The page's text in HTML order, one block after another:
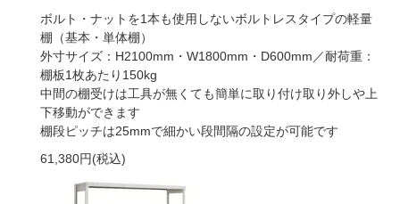
ボルト・ナットを1本も使用しないボルトレスタイプの軽量
棚（基本・単体棚）
外寸サイズ：H2100mm・W1800mm・D600mm／耐荷重：
棚板1枚あたり150kg
中間の棚受けは工具が無くても簡単に取り付け取り外しや上
下移動ができます
棚段ピッチは25mmで細かい段間隔の設定が可能です
61,380円(税込)